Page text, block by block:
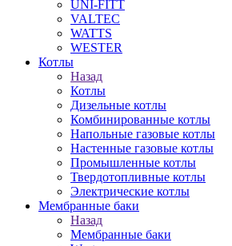
UNI-FITT
VALTEC
WATTS
WESTER
Котлы
Назад
Котлы
Дизельные котлы
Комбинированные котлы
Напольные газовые котлы
Настенные газовые котлы
Промышленные котлы
Твердотопливные котлы
Электрические котлы
Мембранные баки
Назад
Мембранные баки